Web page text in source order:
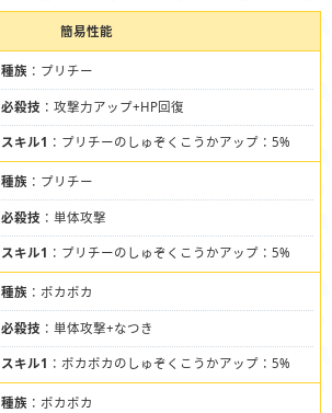
簡易性能
種族 ：プリチー
必殺技 ：攻撃力アップ+HP回復
スキル1 ：プリチーのしゅぞくこうかアップ：5%
種族 ：プリチー
必殺技 ：単体攻撃
スキル1 ：プリチーのしゅぞくこうかアップ：5%
種族 ：ポカポカ
必殺技 ：単体攻撃+なつき
スキル1 ：ポカポカのしゅぞくこうかアップ：5%
種族 ：ポカポカ